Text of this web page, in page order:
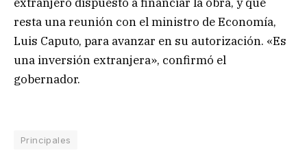
resta una reunión con el ministro de Economía,
Luis Caputo, para avanzar en su autorización. «Es
una inversión extranjera», confirmó el
gobernador.
Principales